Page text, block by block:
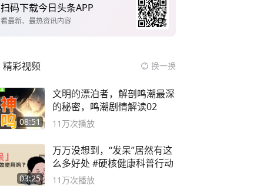
扫码下载今日头条APP
看最新、最热资讯内容
精彩视频 换一换
08:51
文明的漂泊者，解剖鸣潮最深
的秘密，鸣潮剧情解读02
11万次播放
03:25
万万没想到，“发呆”居然有这
么多好处 #硬核健康科普行动
11万次播放